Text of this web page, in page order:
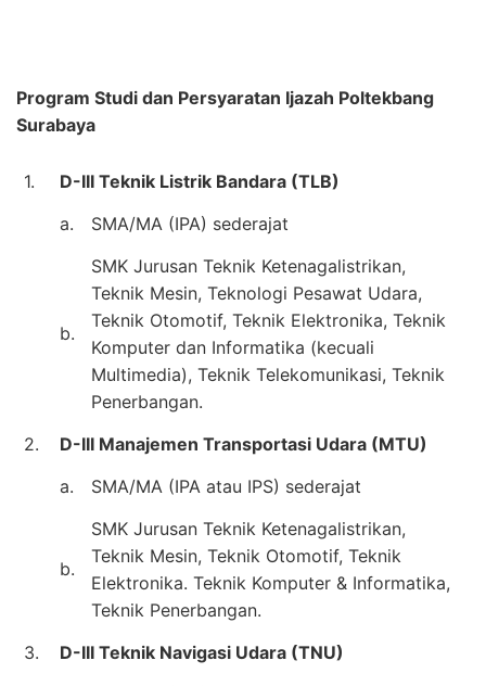
Program Studi dan Persyaratan Ijazah Poltekbang
Surabaya
1.
D-III Teknik Listrik Bandara (TLB)
a.
SMA/MA (IPA) sederajat
b.
SMK Jurusan Teknik Ketenagalistrikan,
Teknik Mesin, Teknologi Pesawat Udara,
Teknik Otomotif, Teknik Elektronika, Teknik
Komputer dan Informatika (kecuali
Multimedia), Teknik Telekomunikasi, Teknik
Penerbangan.
2.
D-III Manajemen Transportasi Udara (MTU)
a.
SMA/MA (IPA atau IPS) sederajat
b.
SMK Jurusan Teknik Ketenagalistrikan,
Teknik Mesin, Teknik Otomotif, Teknik
Elektronika. Teknik Komputer & Informatika,
Teknik Penerbangan.
3.
D-III Teknik Navigasi Udara (TNU)